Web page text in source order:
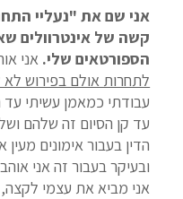
אני שם את "נעליי
קשה של אינטרוולים
הספורטאים שלי. אני
לתחרות אולם בפירוש
עבודתי כמאמן עשיתי עד
עד קן הסיום זה שלהם
הדין בעבור אימונים
ובעיקר בעבור זה אני
אני מביא את עצמי